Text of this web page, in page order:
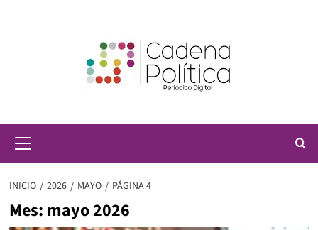
principal
INICIO 2026 MAYO PÁGINA 4
Mes: mayo 2026